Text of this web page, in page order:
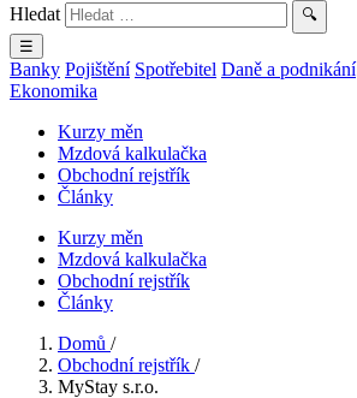
Hledat
🔍
☰
Banky Pojištění Spotřebitel Daně a podnikání
Ekonomika
Kurzy měn
Mzdová kalkulačka
Obchodní rejstřík
Články
Kurzy měn
Mzdová kalkulačka
Obchodní rejstřík
Články
Domů /
Obchodní rejstřík /
MyStay s.r.o.